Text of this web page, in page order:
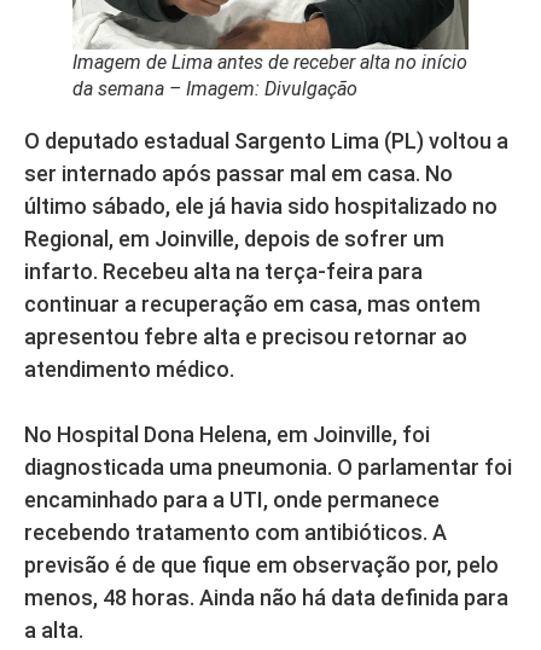
Imagem de Lima antes de receber alta no início
da semana – Imagem: Divulgação
O deputado estadual Sargento Lima (PL) voltou a
ser internado após passar mal em casa. No
último sábado, ele já havia sido hospitalizado no
Regional, em Joinville, depois de sofrer um
infarto. Recebeu alta na terça-feira para
continuar a recuperação em casa, mas ontem
apresentou febre alta e precisou retornar ao
atendimento médico.
No Hospital Dona Helena, em Joinville, foi
diagnosticada uma pneumonia. O parlamentar foi
encaminhado para a UTI, onde permanece
recebendo tratamento com antibióticos. A
previsão é de que fique em observação por, pelo
menos, 48 horas. Ainda não há data definida para
a alta.